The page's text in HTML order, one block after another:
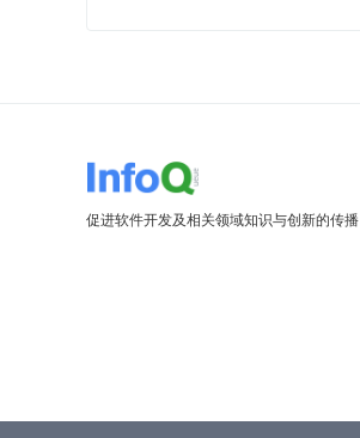
促进软件开发及相关领域知识与创新的传播